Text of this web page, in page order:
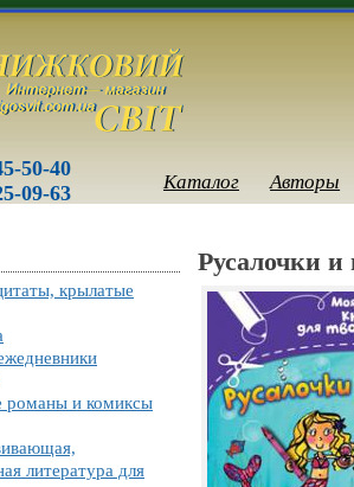
50-40
09-63 Каталог Авторы
крылатые
романы и комиксы
литература для
Русалочки и